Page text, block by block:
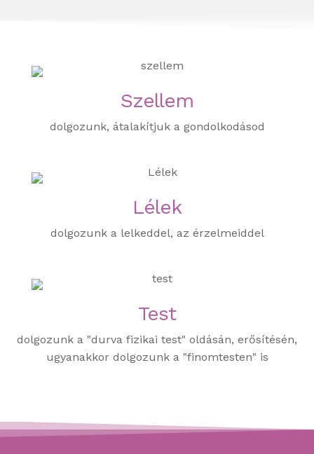
Test
dolgozunk a "durva fizikai test" oldásán, erősítésén,
ugyanakkor dolgozunk a "finomtesten" is
Lélek
dolgozunk a lelkeddel, az érzelmeiddel
Szellem
dolgozunk, átalakítjuk a gondolkodásod